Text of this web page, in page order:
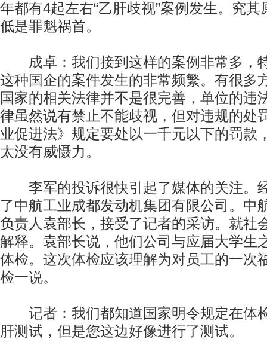
年都有4起左右“乙肝歧视”案例发生。究
低是罪魁祸首。
成卓：我们接到这样的案例非常多，
这种国企的案件发生的非常频繁。有很多
国家的相关法律并不是很完善，单位的违
律虽然说有禁止不能歧视，但对违规的处
业促进法》规定要处以一千元以下的罚款
太没有威慑力。
李军的投诉很快引起了媒体的关注。
了中航工业成都发动机集团有限公司。中
负责人袁部长，接受了记者的采访。就社
解释。袁部长说，他们公司与应届大学生
体检。这次体检应该理解为对员工的一次
检一说。
记者：我们都知道国家明令规定在体
肝测试，但是您这边好像进行了测试。